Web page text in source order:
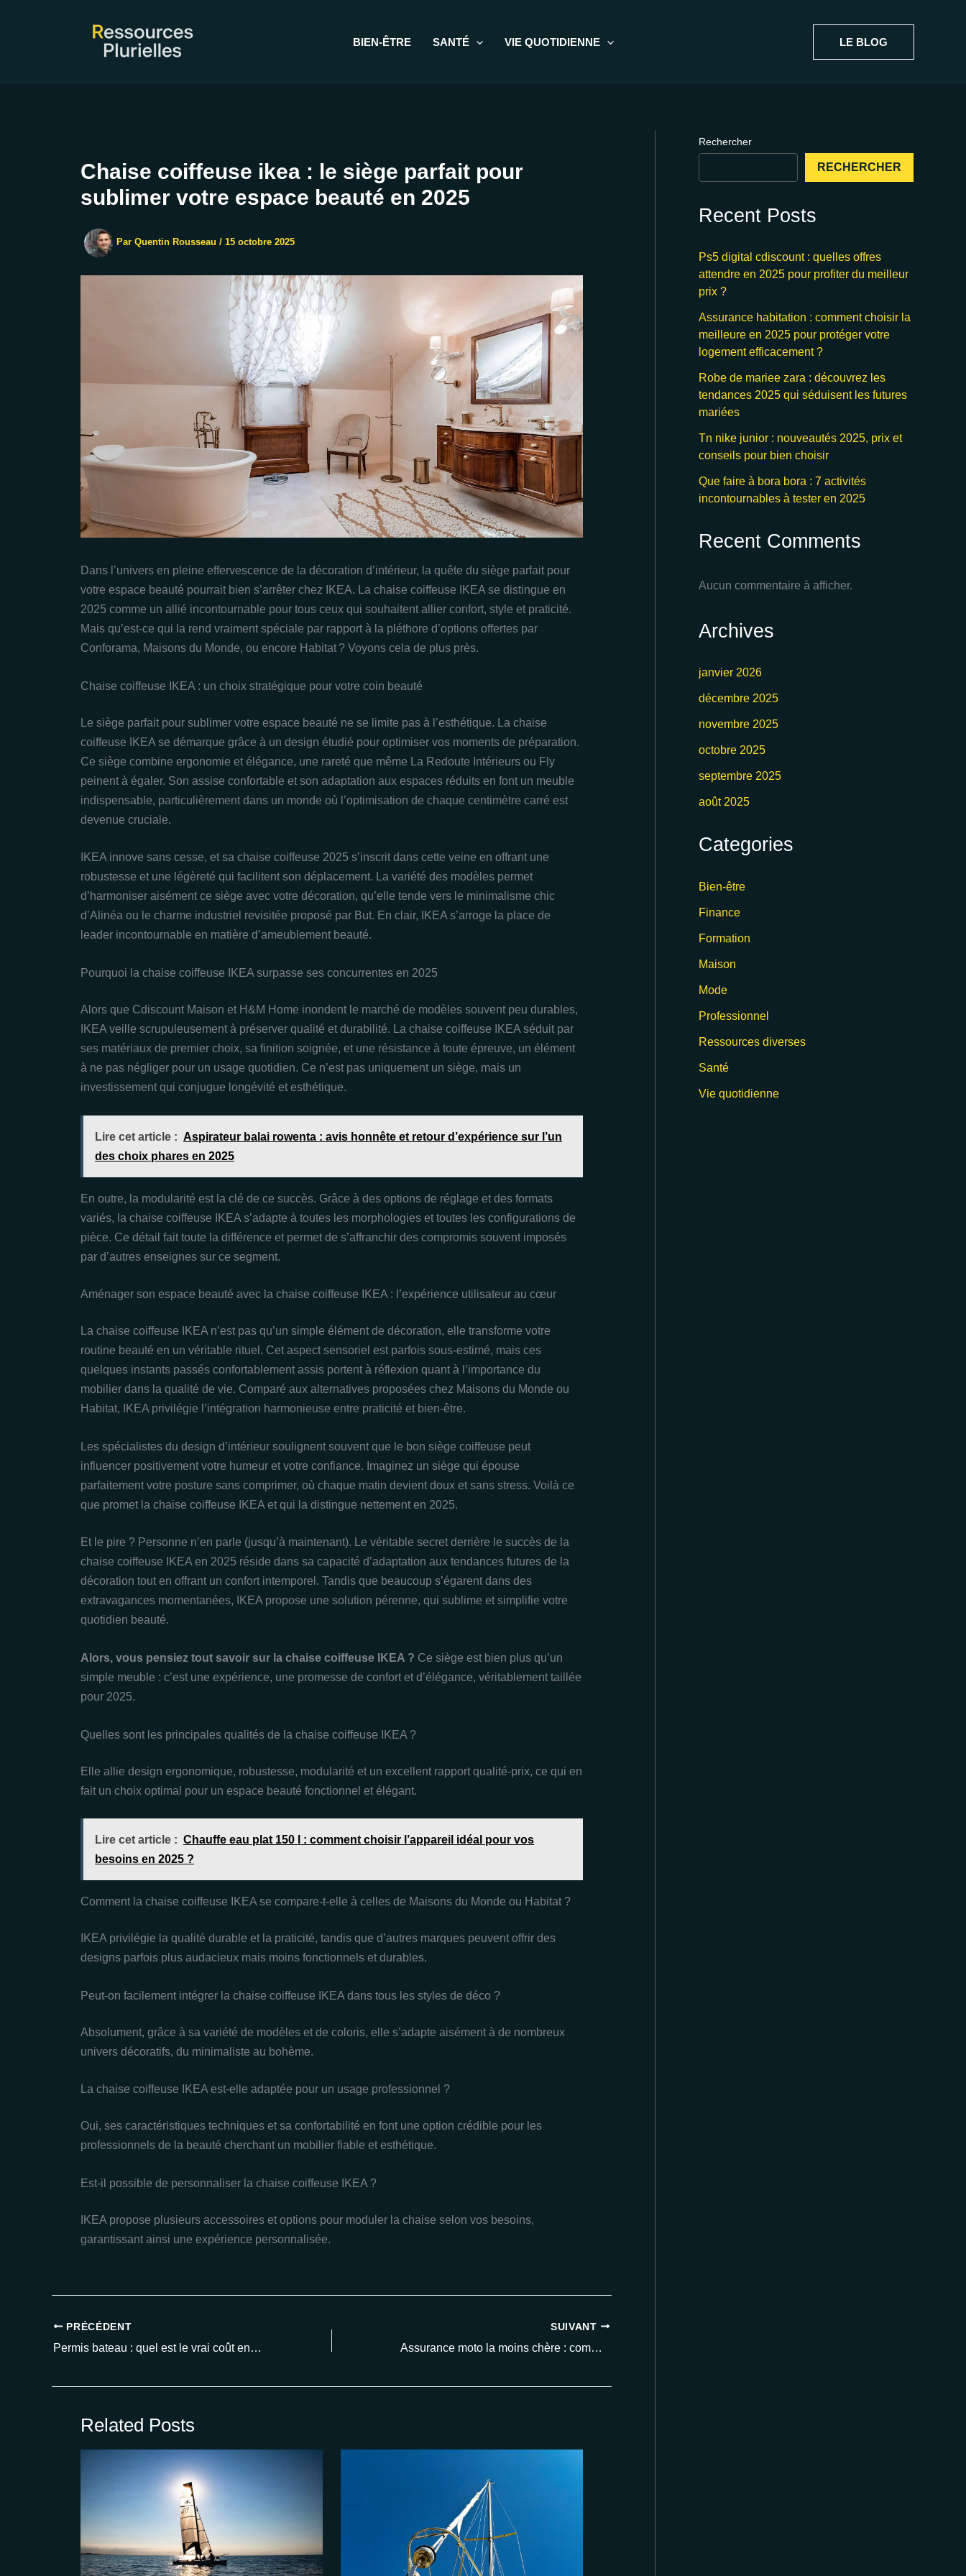
BIEN-ÊTRE SANTÉ VIE QUOTIDIENNE LE BLOG
Chaise coiffeuse ikea : le siège parfait pour
sublimer votre espace beauté en 2025
Par Quentin Rousseau / 15 octobre 2025
Dans l’univers en pleine effervescence de la décoration d’intérieur, la quête du siège parfait pour
votre espace beauté pourrait bien s’arrêter chez IKEA. La chaise coiffeuse IKEA se distingue en
2025 comme un allié incontournable pour tous ceux qui souhaitent allier confort, style et praticité.
Mais qu’est-ce qui la rend vraiment spéciale par rapport à la pléthore d’options offertes par
Conforama, Maisons du Monde, ou encore Habitat ? Voyons cela de plus près.
Chaise coiffeuse IKEA : un choix stratégique pour votre coin beauté
Le siège parfait pour sublimer votre espace beauté ne se limite pas à l’esthétique. La chaise
coiffeuse IKEA se démarque grâce à un design étudié pour optimiser vos moments de préparation.
Ce siège combine ergonomie et élégance, une rareté que même La Redoute Intérieurs ou Fly
peinent à égaler. Son assise confortable et son adaptation aux espaces réduits en font un meuble
indispensable, particulièrement dans un monde où l’optimisation de chaque centimètre carré est
devenue cruciale.
IKEA innove sans cesse, et sa chaise coiffeuse 2025 s’inscrit dans cette veine en offrant une
robustesse et une légèreté qui facilitent son déplacement. La variété des modèles permet
d’harmoniser aisément ce siège avec votre décoration, qu’elle tende vers le minimalisme chic
d’Alinéa ou le charme industriel revisitée proposé par But. En clair, IKEA s’arroge la place de
leader incontournable en matière d’ameublement beauté.
Pourquoi la chaise coiffeuse IKEA surpasse ses concurrentes en 2025
Alors que Cdiscount Maison et H&M Home inondent le marché de modèles souvent peu durables,
IKEA veille scrupuleusement à préserver qualité et durabilité. La chaise coiffeuse IKEA séduit par
ses matériaux de premier choix, sa finition soignée, et une résistance à toute épreuve, un élément
à ne pas négliger pour un usage quotidien. Ce n’est pas uniquement un siège, mais un
investissement qui conjugue longévité et esthétique.
Lire cet article : Aspirateur balai rowenta : avis honnête et retour d’expérience sur l’un
des choix phares en 2025
En outre, la modularité est la clé de ce succès. Grâce à des options de réglage et des formats
variés, la chaise coiffeuse IKEA s’adapte à toutes les morphologies et toutes les configurations de
pièce. Ce détail fait toute la différence et permet de s’affranchir des compromis souvent imposés
par d’autres enseignes sur ce segment.
Aménager son espace beauté avec la chaise coiffeuse IKEA : l’expérience utilisateur au cœur
La chaise coiffeuse IKEA n’est pas qu’un simple élément de décoration, elle transforme votre
routine beauté en un véritable rituel. Cet aspect sensoriel est parfois sous-estimé, mais ces
quelques instants passés confortablement assis portent à réflexion quant à l’importance du
mobilier dans la qualité de vie. Comparé aux alternatives proposées chez Maisons du Monde ou
Habitat, IKEA privilégie l’intégration harmonieuse entre praticité et bien-être.
Les spécialistes du design d’intérieur soulignent souvent que le bon siège coiffeuse peut
influencer positivement votre humeur et votre confiance. Imaginez un siège qui épouse
parfaitement votre posture sans comprimer, où chaque matin devient doux et sans stress. Voilà ce
que promet la chaise coiffeuse IKEA et qui la distingue nettement en 2025.
Et le pire ? Personne n’en parle (jusqu’à maintenant). Le véritable secret derrière le succès de la
chaise coiffeuse IKEA en 2025 réside dans sa capacité d’adaptation aux tendances futures de la
décoration tout en offrant un confort intemporel. Tandis que beaucoup s’égarent dans des
extravagances momentanées, IKEA propose une solution pérenne, qui sublime et simplifie votre
quotidien beauté.
Alors, vous pensiez tout savoir sur la chaise coiffeuse IKEA ? Ce siège est bien plus qu’un
simple meuble : c’est une expérience, une promesse de confort et d’élégance, véritablement taillée
pour 2025.
Quelles sont les principales qualités de la chaise coiffeuse IKEA ?
Elle allie design ergonomique, robustesse, modularité et un excellent rapport qualité-prix, ce qui en
fait un choix optimal pour un espace beauté fonctionnel et élégant.
Lire cet article : Chauffe eau plat 150 l : comment choisir l’appareil idéal pour vos
besoins en 2025 ?
Comment la chaise coiffeuse IKEA se compare-t-elle à celles de Maisons du Monde ou Habitat ?
IKEA privilégie la qualité durable et la praticité, tandis que d’autres marques peuvent offrir des
designs parfois plus audacieux mais moins fonctionnels et durables.
Peut-on facilement intégrer la chaise coiffeuse IKEA dans tous les styles de déco ?
Absolument, grâce à sa variété de modèles et de coloris, elle s’adapte aisément à de nombreux
univers décoratifs, du minimaliste au bohème.
La chaise coiffeuse IKEA est-elle adaptée pour un usage professionnel ?
Oui, ses caractéristiques techniques et sa confortabilité en font une option crédible pour les
professionnels de la beauté cherchant un mobilier fiable et esthétique.
Est-il possible de personnaliser la chaise coiffeuse IKEA ?
IKEA propose plusieurs accessoires et options pour moduler la chaise selon vos besoins,
garantissant ainsi une expérience personnalisée.
PRÉCÉDENT
Permis bateau : quel est le vrai coût en 2025 et comment économiser sur votre formation ?
SUIVANT
Assurance moto la moins chère : comment obtenir les meilleurs tarifs en 2025 ?
Related Posts
Rechercher
RECHERCHER
Recent Posts
Ps5 digital cdiscount : quelles offres
attendre en 2025 pour profiter du meilleur
prix ?
Assurance habitation : comment choisir la
meilleure en 2025 pour protéger votre
logement efficacement ?
Robe de mariee zara : découvrez les
tendances 2025 qui séduisent les futures
mariées
Tn nike junior : nouveautés 2025, prix et
conseils pour bien choisir
Que faire à bora bora : 7 activités
incontournables à tester en 2025
Recent Comments
Aucun commentaire à afficher.
Archives
janvier 2026
décembre 2025
novembre 2025
octobre 2025
septembre 2025
août 2025
Categories
Bien-être
Finance
Formation
Maison
Mode
Professionnel
Ressources diverses
Santé
Vie quotidienne